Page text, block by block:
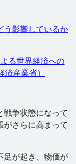
う影響しているか
る世界経済への
産業省）
戦争状態になって
がさらに高まって
足が起き、物価が